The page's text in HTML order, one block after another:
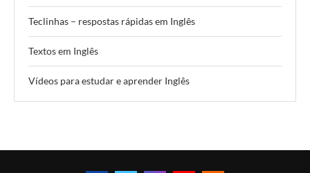
Teclinhas – respostas rápidas em Inglês
Textos em Inglês
Vídeos para estudar e aprender Inglês